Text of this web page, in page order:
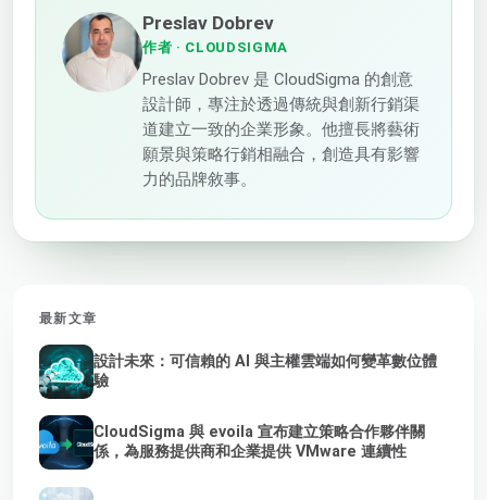
Preslav Dobrev
作者 · CLOUDSIGMA
Preslav Dobrev 是 CloudSigma 的創意
設計師，專注於透過傳統與創新行銷渠
道建立一致的企業形象。他擅長將藝術
願景與策略行銷相融合，創造具有影響
力的品牌敘事。
最新文章
設計未來：可信賴的 AI 與主權雲端如何變革數位體
驗
CloudSigma 與 evoila 宣布建立策略合作夥伴關
係，為服務提供商和企業提供 VMware 連續性